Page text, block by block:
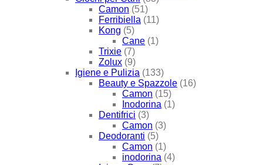
Camon (51)
Ferribiella (11)
Kong (5)
Cane (1)
Trixie (7)
Zolux (9)
Igiene e Pulizia (133)
Beauty e Spazzole (16)
Camon (15)
Inodorina (1)
Dentifrici (3)
Camon (3)
Deodoranti (5)
Camon (1)
inodorina (4)